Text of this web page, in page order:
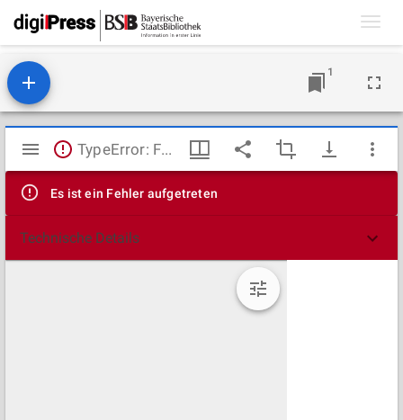
1
Mirador
Viewer
TypeError: Failed to fetch
Es ist ein Fehler aufgetreten
Technische Details